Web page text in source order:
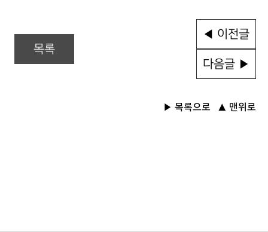
목록
◀ 이전글
다음글 ▶
▶ 목록으로 ▲ 맨위로